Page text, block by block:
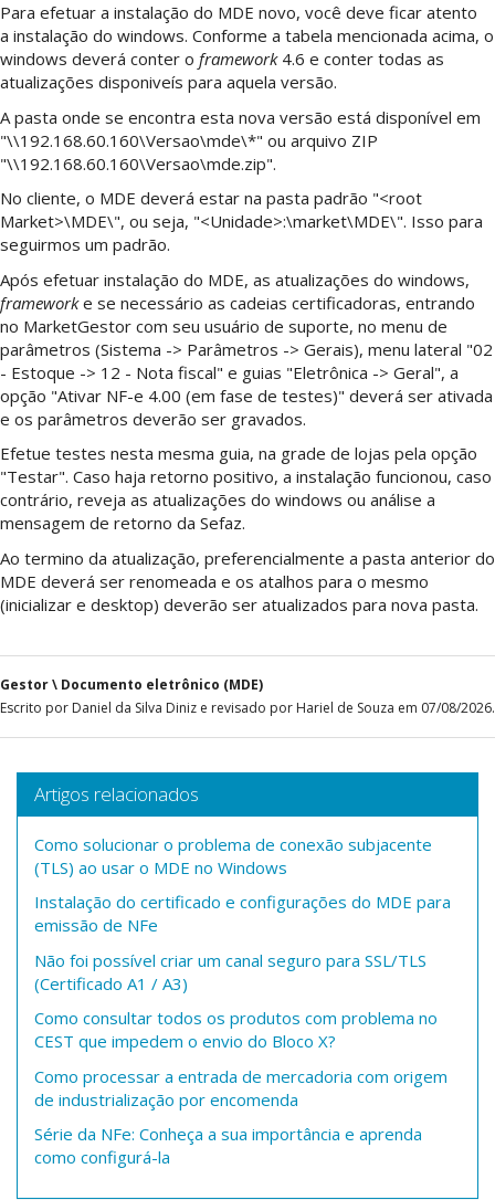
Para efetuar a instalação do MDE novo, você deve ficar atento
a instalação do windows. Conforme a tabela mencionada acima, o
windows deverá conter o framework4.6 e conter todas as
atualizações disponiveís para aquela versão.
A pasta onde se encontra esta nova versão está disponível em
"\\192.168.60.160\Versao\mde\*" ou arquivo ZIP
"\\192.168.60.160\Versao\mde.zip".
No cliente, o MDE deverá estar na pasta padrão "<root
Market>\MDE\", ou seja, "<Unidade>:\market\MDE\". Isso para
seguirmos um padrão.
Após efetuar instalação do MDE, as atualizações do windows,
frameworke se necessário as cadeias certificadoras, entrando
no MarketGestor com seu usuário de suporte, no menu de
parâmetros (Sistema -> Parâmetros -> Gerais), menu lateral "02
- Estoque -> 12 - Nota fiscal" e guias "Eletrônica -> Geral", a
opção "Ativar NF-e 4.00 (em fase de testes)" deverá ser ativada
e os parâmetros deverão ser gravados.
Efetue testes nesta mesma guia, na grade de lojas pela opção
"Testar". Caso haja retorno positivo, a instalação funcionou, caso
contrário, reveja as atualizações do windows ou análise a
mensagem de retorno da Sefaz.
Ao termino da atualização, preferencialmente a pasta anterior do
MDE deverá ser renomeada e os atalhos para o mesmo
(inicializar e desktop) deverão ser atualizados para nova pasta.
Gestor \ Documento eletrônico (MDE)
Escrito por Daniel da Silva Diniz e revisado por Hariel de Souza em 07/08/2026.
Artigos relacionados
Como solucionar o problema de conexão subjacente
(TLS) ao usar o MDE no Windows
Instalação do certificado e configurações do MDE para
emissão de NFe
Não foi possível criar um canal seguro para SSL/TLS
(Certificado A1 / A3)
Como consultar todos os produtos com problema no
CEST que impedem o envio do Bloco X?
Como processar a entrada de mercadoria com origem
de industrialização por encomenda
Série da NFe: Conheça a sua importância e aprenda
como configurá-la